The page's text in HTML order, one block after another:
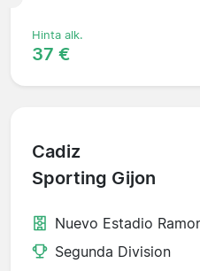
Hinta alk.
37 €
Cadiz
Sporting Gijon
Nuevo Estadio
Segunda Division